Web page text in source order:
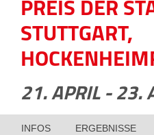
STUTTGART,
21. APRIL - 23.
INFOS ERGEBNISSE